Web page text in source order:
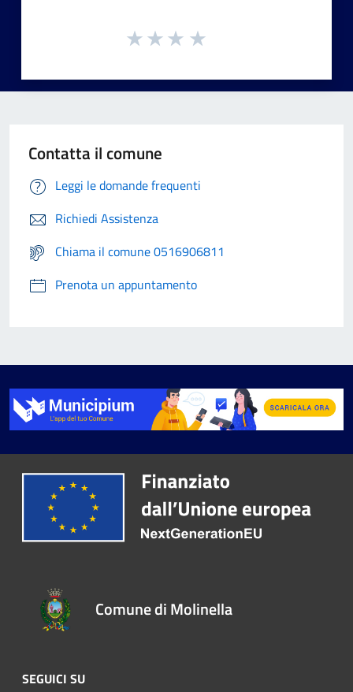
Contatta il comune
Leggi le domande frequenti
Richiedi Assistenza
Chiama il comune 0516906811
Prenota un appuntamento
Comune di Molinella
SEGUICI SU